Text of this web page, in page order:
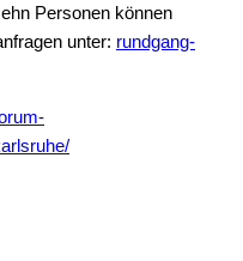
Personen können
unter: rundgang-